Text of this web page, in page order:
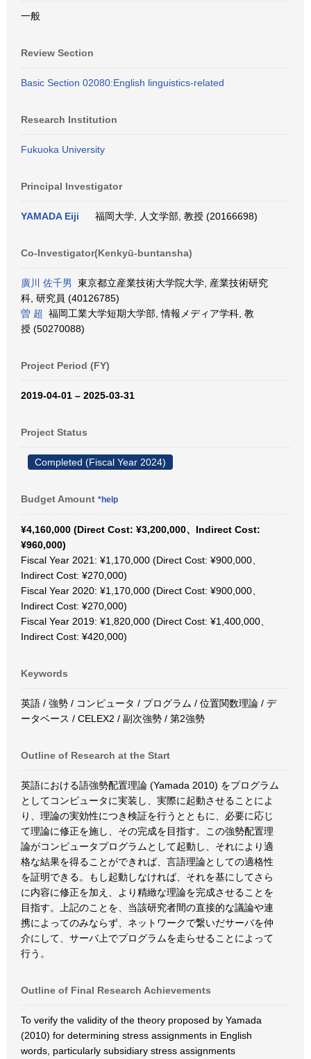
一般
Review Section
Basic Section 02080:English linguistics-related
Research Institution
Fukuoka University
Principal Investigator
YAMADA Eiji 福岡大学, 人文学部, 教授 (20166698)
Co-Investigator(Kenkyū-buntansha)
廣川 佐千男
東京都立産業技術大学院大学, 産業技術研究
科, 研究員 (40126785)
曽 超
福岡工業大学短期大学部, 情報メディア学科, 教
授 (50270088)
Project Period (FY)
2019-04-01 – 2025-03-31
Project Status
Completed (Fiscal Year 2024)
Budget Amount *help
¥4,160,000 (Direct Cost: ¥3,200,000、Indirect Cost:
¥960,000)
Fiscal Year 2021: ¥1,170,000 (Direct Cost: ¥900,000、
Indirect Cost: ¥270,000)
Fiscal Year 2020: ¥1,170,000 (Direct Cost: ¥900,000、
Indirect Cost: ¥270,000)
Fiscal Year 2019: ¥1,820,000 (Direct Cost: ¥1,400,000、
Indirect Cost: ¥420,000)
Keywords
英語 / 強勢 / コンピュータ / プログラム / 位置関数理論 / デ
ータベース / CELEX2 / 副次強勢 / 第2強勢
Outline of Research at the Start
英語における語強勢配置理論 (Yamada 2010) をプログラム
としてコンピュータに実装し、実際に起動させることによ
り、理論の実効性につき検証を行うとともに、必要に応じ
て理論に修正を施し、その完成を目指す。この強勢配置理
論がコンピュータプログラムとして起動し、それにより適
格な結果を得ることができれば、言語理論としての適格性
を証明できる。もし起動しなければ、それを基にしてさら
に内容に修正を加え、より精緻な理論を完成させることを
目指す。上記のことを、当該研究者間の直接的な議論や連
携によってのみならず、ネットワークで繋いだサーバを仲
介にして、サーバ上でプログラムを走らせることによって
行う。
Outline of Final Research Achievements
To verify the validity of the theory proposed by Yamada
(2010) for determining stress assignments in English
words, particularly subsidiary stress assignments